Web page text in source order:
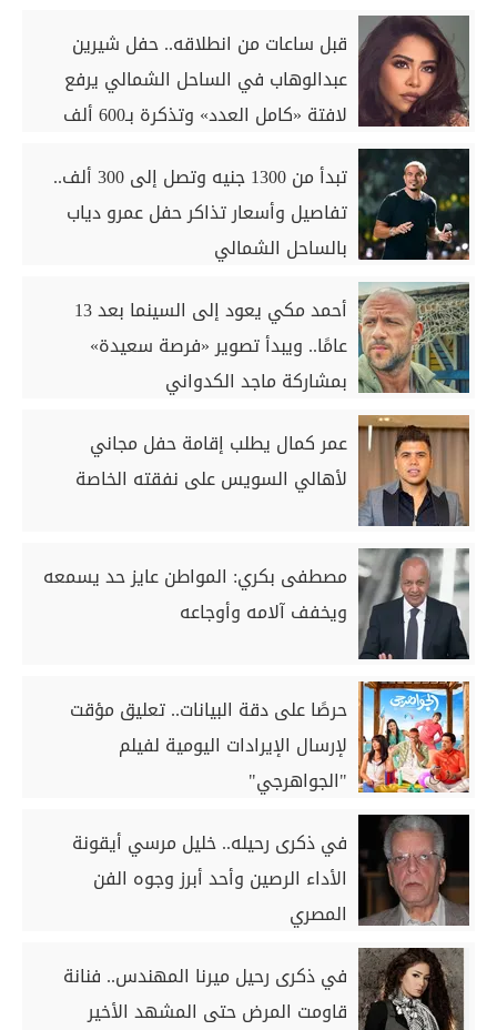
قبل ساعات من انطلاقه.. حفل شيرين
عبدالوهاب في الساحل الشمالي يرفع
لافتة «كامل العدد» وتذكرة بـ600 ألف
تبدأ من 1300 جنيه وتصل إلى 300 ألف..
تفاصيل وأسعار تذاكر حفل عمرو دياب
بالساحل الشمالي
أحمد مكي يعود إلى السينما بعد 13
عامًا.. ويبدأ تصوير «فرصة سعيدة»
بمشاركة ماجد الكدواني
عمر كمال يطلب إقامة حفل مجاني
لأهالي السويس على نفقته الخاصة
مصطفى بكري: المواطن عايز حد يسمعه
ويخفف آلامه وأوجاعه
حرصًا على دقة البيانات.. تعليق مؤقت
لإرسال الإيرادات اليومية لفيلم
"الجواهرجي"
في ذكرى رحيله.. خليل مرسي أيقونة
الأداء الرصين وأحد أبرز وجوه الفن
المصري
في ذكرى رحيل ميرنا المهندس.. فنانة
قاومت المرض حتى المشهد الأخير